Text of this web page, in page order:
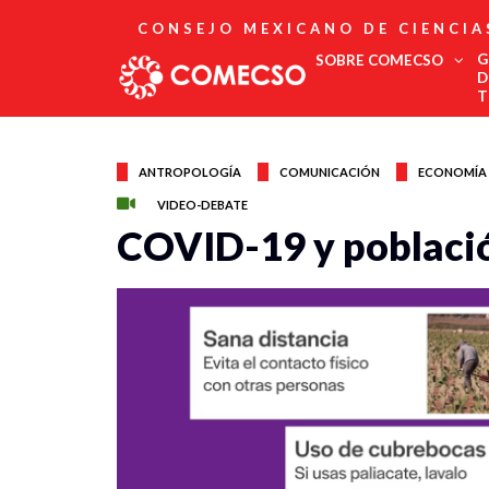
CONSEJO MEXICANO DE
SOBRE COMECSO
Asociados
Fundadores
Publicaciones
Comité Editorial
ANTROPOLOGÍA COMUNICACIÓN ECONOMÍA
VIDEO-DEBATE
COVID-19 y